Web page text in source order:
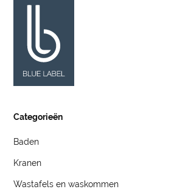
Categorieën
Baden
Kranen
Wastafels en waskommen